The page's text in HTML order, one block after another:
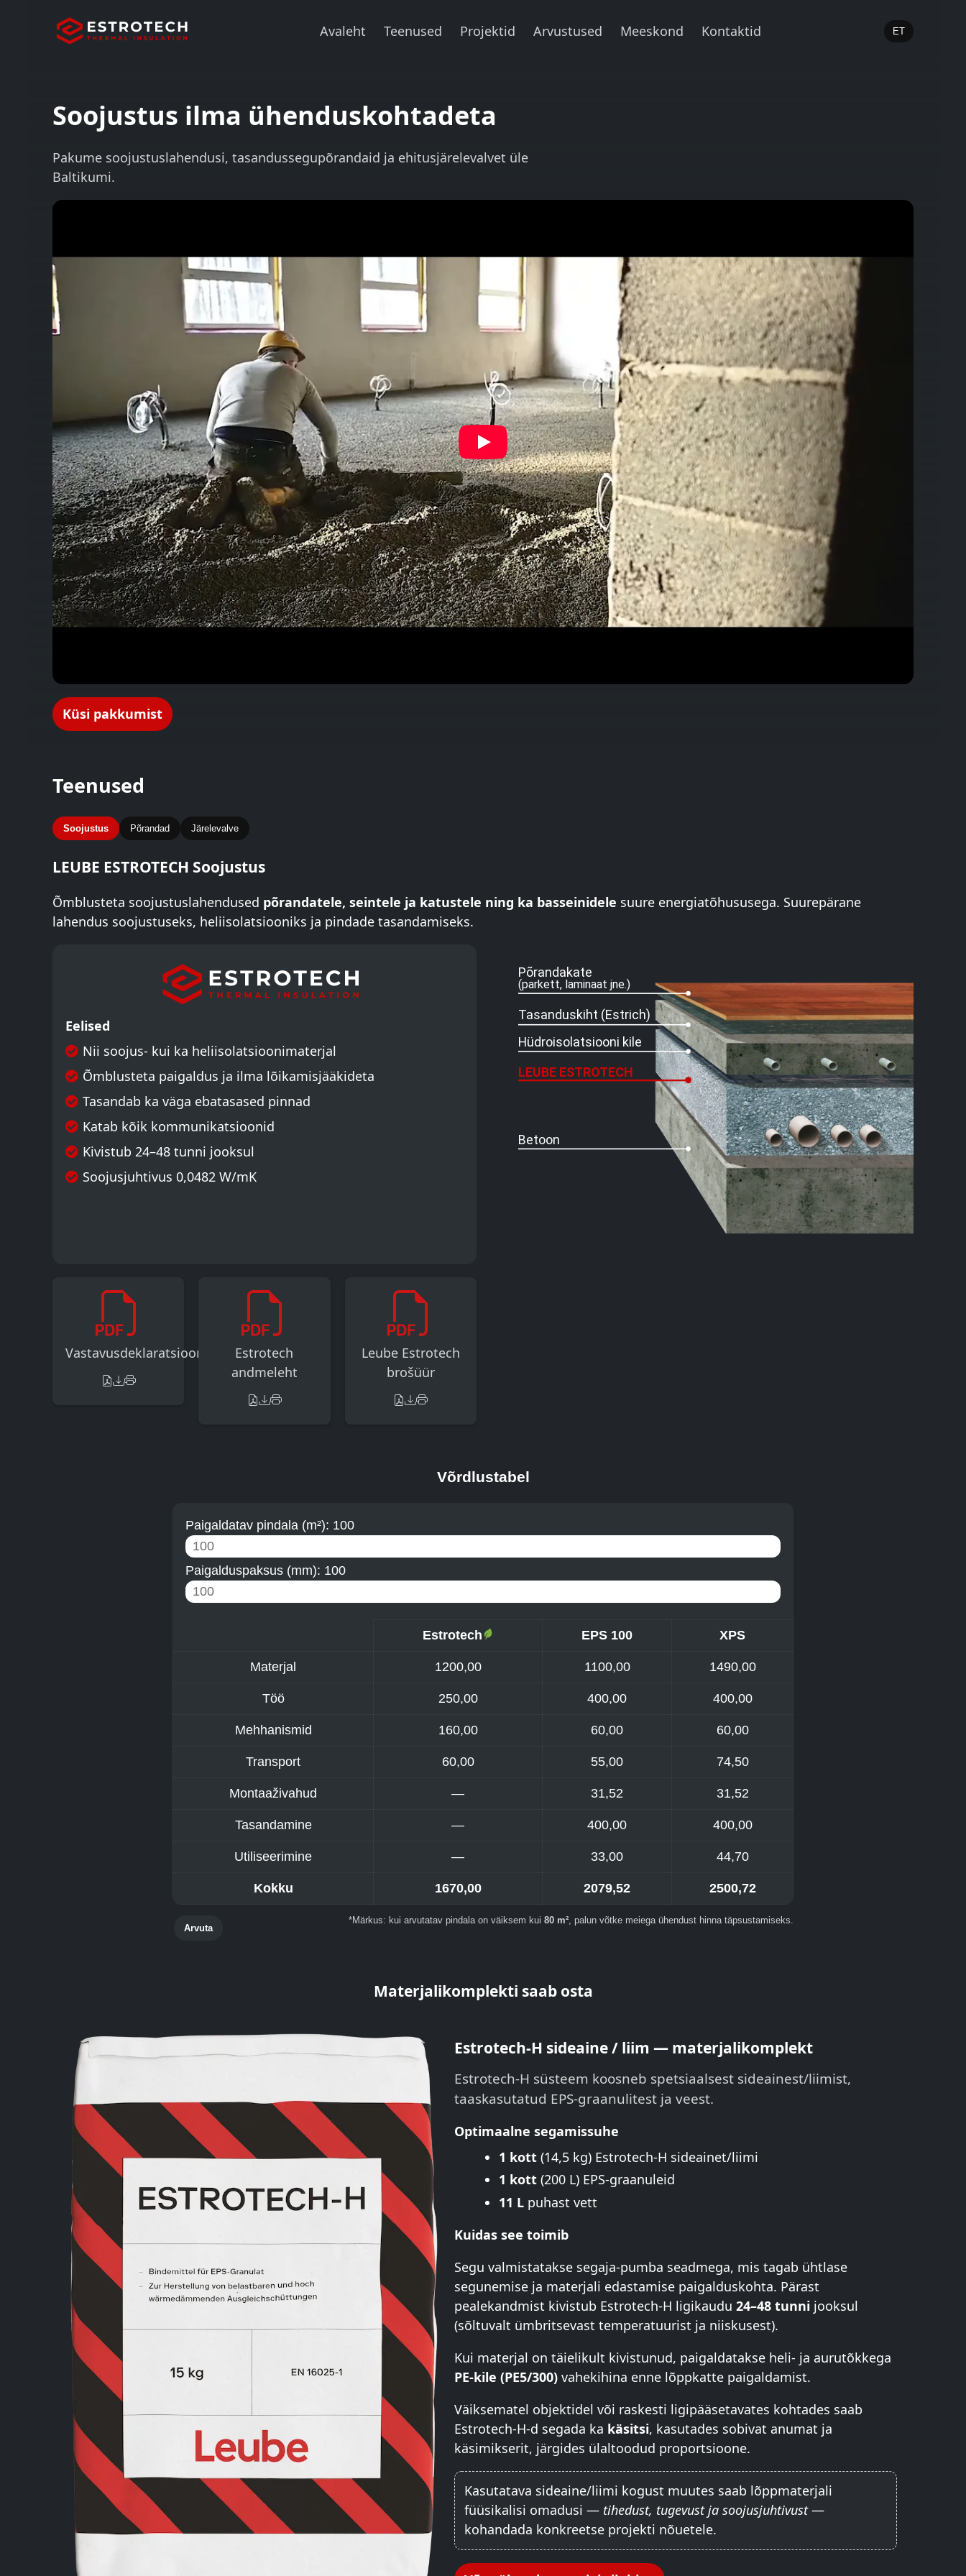
Avaleht Teenused Projektid Arvustused Meeskond Kontaktid ET
Soojustus ilma ühenduskohtadeta
Pakume soojustuslahendusi, tasandussegupõrandaid ja ehitusjärelevalvet üle
Baltikumi.
Küsi pakkumist
Teenused
Soojustus Põrandad Järelevalve
LEUBE ESTROTECH Soojustus
Õmblusteta soojustuslahendused põrandatele, seintele ja katustele ning ka basseinidele suure energiatõhususega. Suurepärane
lahendus soojustuseks, heliisolatsiooniks ja pindade tasandamiseks.
Eelised
Nii soojus- kui ka heliisolatsioonimaterjal
Õmblusteta paigaldus ja ilma lõikamisjääkideta
Tasandab ka väga ebatasased pinnad
Katab kõik kommunikatsioonid
Kivistub 24–48 tunni jooksul
Soojusjuhtivus 0,0482 W/mK
Vastavusdeklaratsioon
Estrotech
andmeleht
Leube Estrotech
brošüür
Võrdlustabel
Paigaldatav pindala (m²): 100
Paigalduspaksus (mm): 100
Estrotech EPS 100 XPS
Materjal 1200,00 1100,00 1490,00
Töö 250,00 400,00 400,00
Mehhanismid 160,00 60,00 60,00
Transport 60,00 55,00 74,50
Montaaživahud — 31,52 31,52
Tasandamine — 400,00 400,00
Utiliseerimine — 33,00 44,70
Kokku 1670,00 2079,52 2500,72
Arvuta
*Märkus: kui arvutatav pindala on väiksem kui 80 m² , palun võtke meiega ühendust hinna täpsustamiseks.
Materjalikomplekti saab osta
Estrotech-H sideaine / liim — materjalikomplekt
Estrotech-H süsteem koosneb spetsiaalsest sideainest/liimist,
taaskasutatud EPS-graanulitest ja veest.
Optimaalne segamissuhe
1 kott (14,5 kg) Estrotech-H sideainet/liimi
1 kott (200 L) EPS-graanuleid
11 L puhast vett
Kuidas see toimib
Segu valmistatakse segaja-pumba seadmega, mis tagab ühtlase
segunemise ja materjali edastamise paigalduskohta. Pärast
pealekandmist kivistub Estrotech-H ligikaudu 24–48 tunni jooksul
(sõltuvalt ümbritsevast temperatuurist ja niiskusest).
Kui materjal on täielikult kivistunud, paigaldatakse heli- ja aurutõkkega
PE-kile (PE5/300)vahekihina enne lõppkatte paigaldamist.
Väiksematel objektidel või raskesti ligipääsetavates kohtades saab
Estrotech-H-d segada ka käsitsi, kasutades sobivat anumat ja
käsimikserit, järgides ülaltoodud proportsioone.
Kasutatava sideaine/liimi kogust muutes saab lõppmaterjali
füüsikalisi omadusi — tihedust, tugevust ja soojusjuhtivust—
kohandada konkreetse projekti nõuetele.